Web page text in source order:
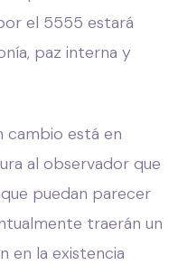
el 5555 estará
paz interna y
cambio está en
al observador que
puedan parecer
traerán un
en la existencia